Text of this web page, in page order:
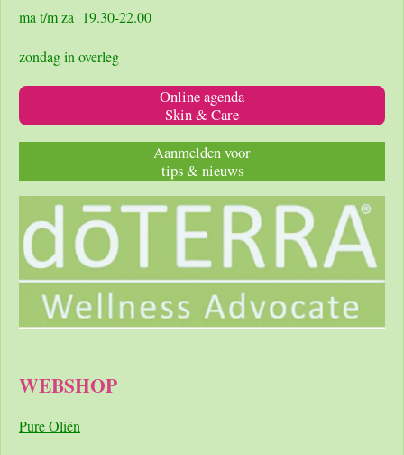
m
ma t/m za 19.30-22.00
zondag in overleg
Online agenda
Skin & Care
Aanmelden voor
tips & nieuws
WEBSHOP
Pure Oliën